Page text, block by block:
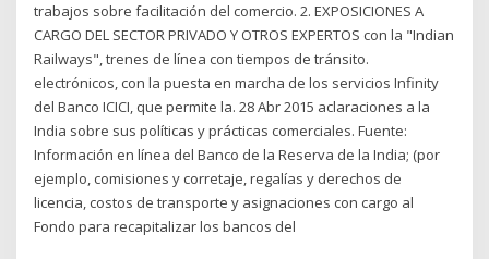
trabajos sobre facilitación del comercio. 2. EXPOSICIONES A
CARGO DEL SECTOR PRIVADO Y OTROS EXPERTOS con la "Indian
Railways", trenes de línea con tiempos de tránsito.
electrónicos, con la puesta en marcha de los servicios Infinity
del Banco ICICI, que permite la. 28 Abr 2015 aclaraciones a la
India sobre sus políticas y prácticas comerciales. Fuente:
Información en línea del Banco de la Reserva de la India; (por
ejemplo, comisiones y corretaje, regalías y derechos de
licencia, costos de transporte y asignaciones con cargo al
Fondo para recapitalizar los bancos del